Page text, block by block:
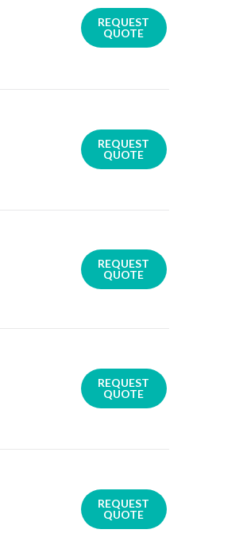
REQUEST
QUOTE
REQUEST
QUOTE
REQUEST
QUOTE
REQUEST
QUOTE
REQUEST
QUOTE